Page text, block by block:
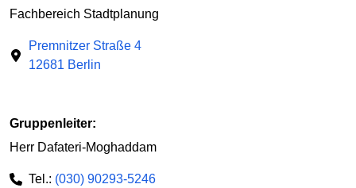
Fachbereich Stadtplanung
Premnitzer Straße 4
12681 Berlin
Gruppenleiter:
Herr Dafateri-Moghaddam
Tel.: (030) 90293-5246